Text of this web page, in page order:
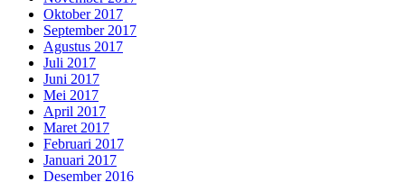
Oktober 2017
September 2017
Agustus 2017
Juli 2017
Juni 2017
Mei 2017
April 2017
Maret 2017
Februari 2017
Januari 2017
Desember 2016